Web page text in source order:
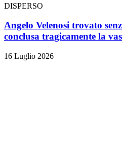
DISPERSO
Angelo Velenosi trovato
conclusa tragicamente la
16 Luglio 2026